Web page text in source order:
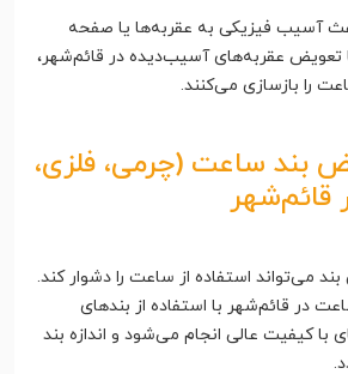
آسیب فیزیکی به عقربه‌ها یا صفحه
عقربه‌های آسیب‌دیده در قائم‌شهر،
را بازسازی می‌کنند.
بند ساعت (چرمی، فلزی،
قائم‌شهر
می‌تواند استفاده از ساعت را دشوار کند.
در قائم‌شهر با استفاده از بندهای
با کیفیت عالی انجام می‌شود و اندازه بند